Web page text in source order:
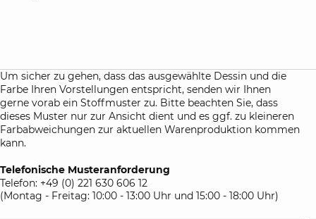
Um sicher zu gehen, dass das ausgewählte Dessin und die
Farbe Ihren Vorstellungen entspricht, senden wir Ihnen
gerne vorab ein Stoffmuster zu. Bitte beachten Sie, dass
dieses Muster nur zur Ansicht dient und es ggf. zu kleineren
Farbabweichungen zur aktuellen Warenproduktion kommen
kann.
Telefonische Musteranforderung
Telefon: +49 (0) 221 630 606 12
(Montag - Freitag: 10:00 - 13:00 Uhr und 15:00 - 18:00 Uhr)